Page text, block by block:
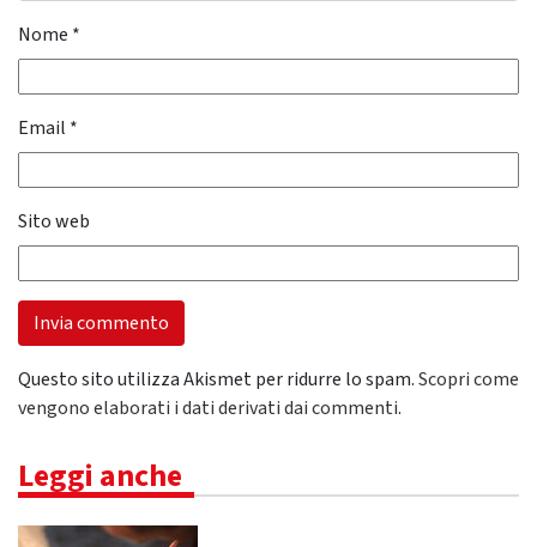
Nome *
Email *
Sito web
Questo sito utilizza Akismet per ridurre lo spam.Scopri come
vengono elaborati i dati derivati dai commenti.
Leggi anche